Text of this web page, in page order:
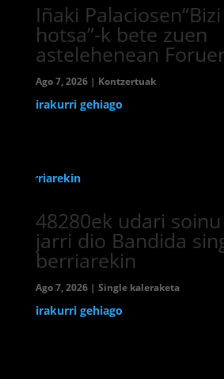
Iñaki
hotsa”-k bete zuen
astelehenean
Ago 7, 2026| Kontzertuak
irakurri gehiago
48280ek udari
jarri dio Bandida
berriarekin
Ago 7, 2026| Single kaleraketa
irakurri gehiago